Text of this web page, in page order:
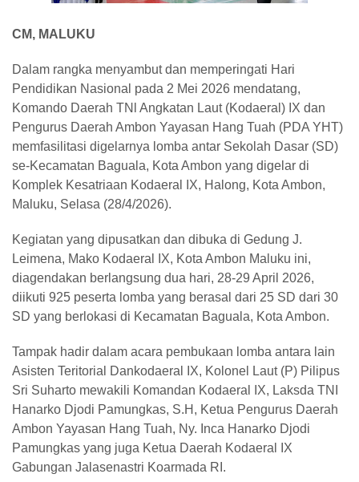
CM, MALUKU
Dalam rangka menyambut dan memperingati Hari
Pendidikan Nasional pada 2 Mei 2026 mendatang,
Komando Daerah TNl Angkatan Laut (Kodaeral) IX dan
Pengurus Daerah Ambon Yayasan Hang Tuah (PDA YHT)
memfasilitasi digelarnya lomba antar Sekolah Dasar (SD)
se-Kecamatan Baguala, Kota Ambon yang digelar di
Komplek Kesatriaan Kodaeral IX, Halong, Kota Ambon,
Maluku, Selasa (28/4/2026).
Kegiatan yang dipusatkan dan dibuka di Gedung J.
Leimena, Mako Kodaeral IX, Kota Ambon Maluku ini,
diagendakan berlangsung dua hari, 28-29 April 2026,
diikuti 925 peserta lomba yang berasal dari 25 SD dari 30
SD yang berlokasi di Kecamatan Baguala, Kota Ambon.
Tampak hadir dalam acara pembukaan lomba antara lain
Asisten Teritorial Dankodaeral IX, Kolonel Laut (P) Pilipus
Sri Suharto mewakili Komandan Kodaeral IX, Laksda TNI
Hanarko Djodi Pamungkas, S.H, Ketua Pengurus Daerah
Ambon Yayasan Hang Tuah, Ny. Inca Hanarko Djodi
Pamungkas yang juga Ketua Daerah Kodaeral IX
Gabungan Jalasenastri Koarmada RI.